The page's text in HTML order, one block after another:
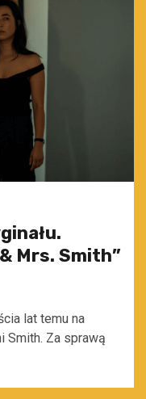
Mrs. Smith”
lat temu na
Smith. Za sprawą